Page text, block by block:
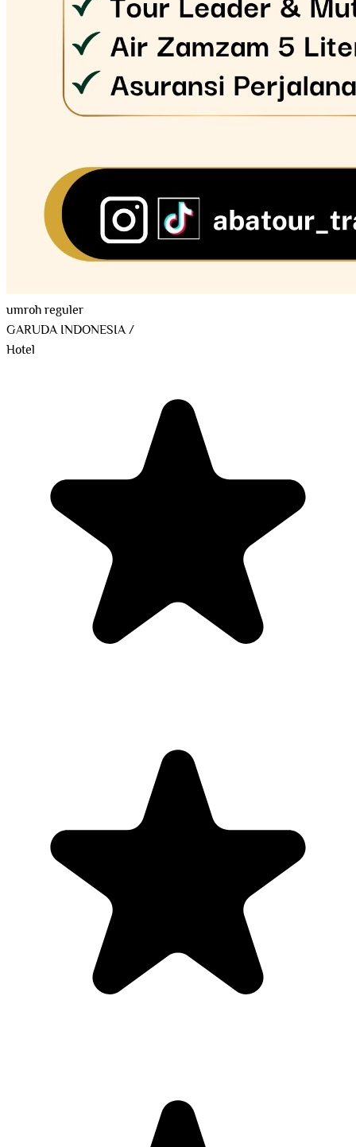
umroh reguler
GARUDA INDONESIA/
Hotel